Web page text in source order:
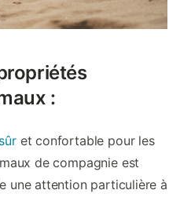
:
et confortable pour les
de compagnie est
une attention particulière à